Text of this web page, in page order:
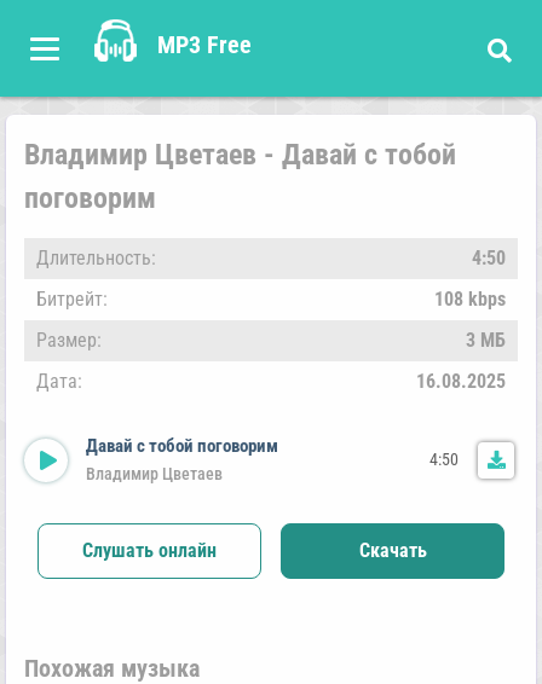
MP3 Free
Владимир Цветаев - Давай с тобой
поговорим
Длительность:
4:50
Битрейт:
108 kbps
Размер:
3 МБ
Дата:
16.08.2025
Давай с тобой поговорим
Владимир Цветаев
4:50
Слушать онлайн Скачать
Похожая музыка